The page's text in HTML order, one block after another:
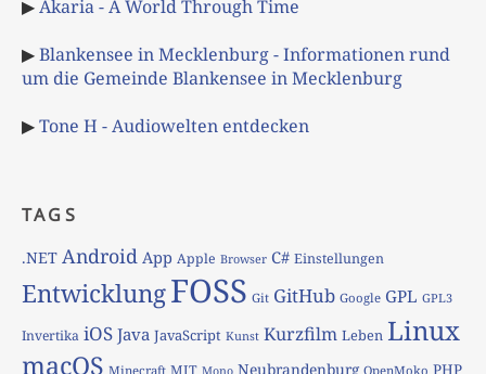
▶Akaria - A World Through Time
▶Blankensee in Mecklenburg - Informationen rund
um die Gemeinde Blankensee in Mecklenburg
▶Tone H - Audiowelten entdecken
TAGS
.NET Android App Apple Browser C# Einstellungen
EntwicklungFOSS Git GitHub Google GPL GPL3
Invertika iOS Java JavaScript Kunst Kurzfilm Leben Linux
macOS Minecraft MIT Mono Neubrandenburg OpenMoko PHP